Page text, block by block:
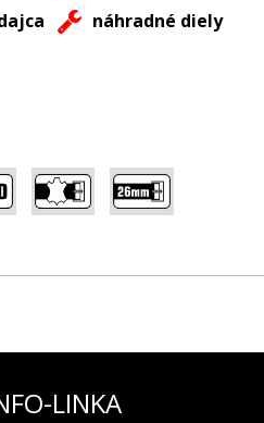
náhradné diely
LINKA